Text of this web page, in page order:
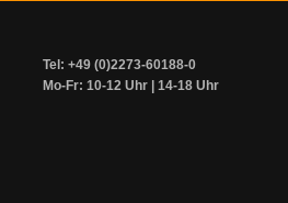
Tel: +49 (0)2273-60188-0
Mo-Fr: 10-12 Uhr | 14-18 Uhr